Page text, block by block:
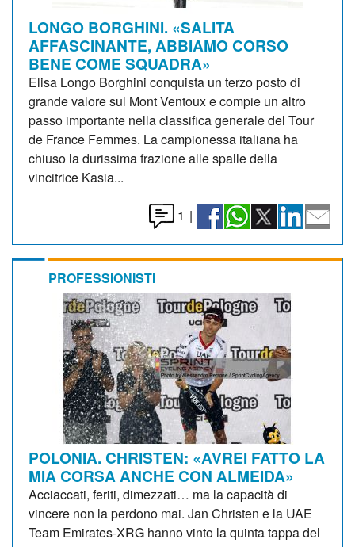
LONGO BORGHINI. «SALITA
AFFASCINANTE, ABBIAMO CORSO
BENE COME SQUADRA»
Elisa Longo Borghini conquista un terzo posto di
grande valore sul Mont Ventoux e compie un altro
passo importante nella classifica generale del Tour
de France Femmes. La campionessa italiana ha
chiuso la durissima frazione alle spalle della
vincitrice Kasia...
1 |
PROFESSIONISTI
POLONIA. CHRISTEN: «AVREI FATTO LA
MIA CORSA ANCHE CON ALMEIDA»
Acciaccati, feriti, dimezzati… ma la capacità di
vincere non la perdono mai. Jan Christen e la UAE
Team Emirates-XRG hanno vinto la quinta tappa del